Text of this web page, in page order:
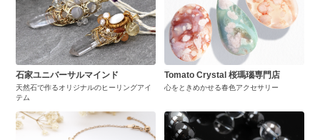
石家ユニバーサルマインド
天然石で作るオリジナルのヒーリングアイ
テム
Tomato Crystal 桜瑪瑙専門店
心をときめかせる春色アクセサリー